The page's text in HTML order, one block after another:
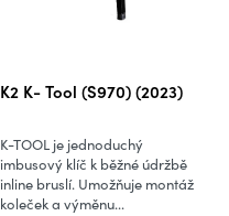
K2 K- Tool (S970) (2023)
K-TOOL je jednoduchý
imbusový klíč k běžné údržbě
inline bruslí. Umožňuje montáž
koleček a výměnu...